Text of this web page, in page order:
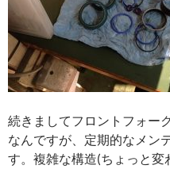
続きましてフロントフォー
なんですが、定期的なメン
す。複雑な構造(ちょっと